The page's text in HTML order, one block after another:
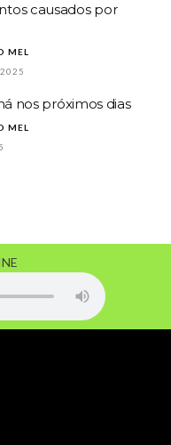
causados por
MEL
nos próximos dias
MEL